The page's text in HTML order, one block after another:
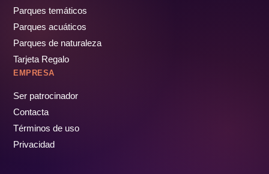
Parques temáticos
Parques acuáticos
Parques de naturaleza
Tarjeta Regalo
EMPRESA
Ser patrocinador
Contacta
Términos de uso
Privacidad